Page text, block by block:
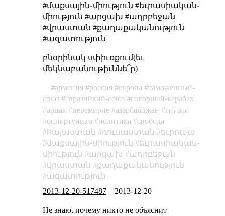
#մաքսային֊միություն #եւրասիական֊
միություն #արցախ #ադրբեջան
#վրաստան #քաղաքականություն
#ազատություն
բնօրինակ սփիւռքում(եւ
մեկնաբանութիւննե՞ր)
армения россия европа
таможенный-
союз
евразийкий-союз
нагорный-карабах
арцах
перемирие азербайджан
грузия
оппортунизм
политика
свобода
հայաստան
ռուսաստան
եւրոպա
մաքսային֊միություն
եւրասիական֊
միություն
արցախ
ադրբեջան
վրաստան
քաղաքականություն
ազատություն
2013-12-20-517487– 2013-12-20
Не знаю, почему никто не объяснит